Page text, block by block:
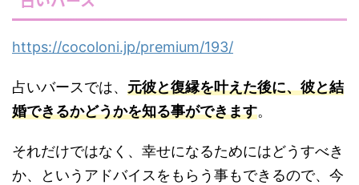
https://cocoloni.jp/premium/193/
占いバースでは、 元彼と復縁を叶えた後に、彼と結
婚できるかどうかを知る事ができます。
それだけではなく、幸せになるためにはどうすべき
か、というアドバイスをもらう事もできるので、今